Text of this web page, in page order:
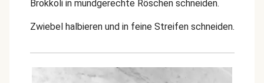
Brokkoli in mundgerechte Röschen schneiden.
Zwiebel halbieren und in feine Streifen schneiden.